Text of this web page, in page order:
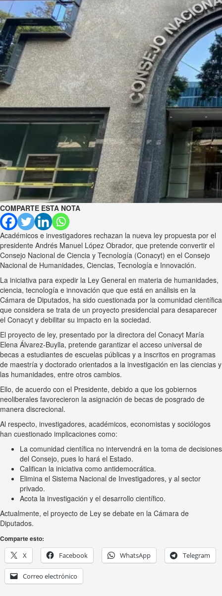
COMPARTE ESTA NOTA
Académicos e investigadores rechazan la nueva ley propuesta por el
presidente Andrés Manuel López Obrador, que pretende convertir el
Consejo Nacional de Ciencia y Tecnología (Conacyt) en el Consejo
Nacional de Humanidades, Ciencias, Tecnología e Innovación.
La iniciativa para expedir la Ley General en materia de humanidades,
ciencia, tecnología e innovación que que está en análisis en la
Cámara de Diputados, ha sido cuestionada por la comunidad científica
que considera se trata de un proyecto presidencial para desaparecer
el Conacyt y debilitar su impacto en la sociedad.
El proyecto de ley, presentado por la directora del Conacyt María
Elena Álvarez-Buylla, pretende garantizar el acceso universal de
becas a estudiantes de escuelas públicas y a inscritos en programas
de maestría y doctorado orientados a la investigación en las ciencias y
las humanidades, entre otros cambios.
Ello, de acuerdo con el Presidente, debido a que los gobiernos
neoliberales favorecieron la asignación de becas de posgrado de
manera discrecional.
Al respecto, investigadores, académicos, economistas y sociólogos
han cuestionado implicaciones como:
La comunidad científica no intervendrá en la toma de decisiones
del Consejo, pues lo hará el Estado.
Califican la iniciativa como antidemocrática.
Elimina el Sistema Nacional de Investigadores, y al sector
privado.
Acota la investigación y el desarrollo científico.
Actualmente, el proyecto de Ley se debate en la Cámara de
Diputados.
Comparte esto:
X
Facebook WhatsApp Telegram
Correo electrónico